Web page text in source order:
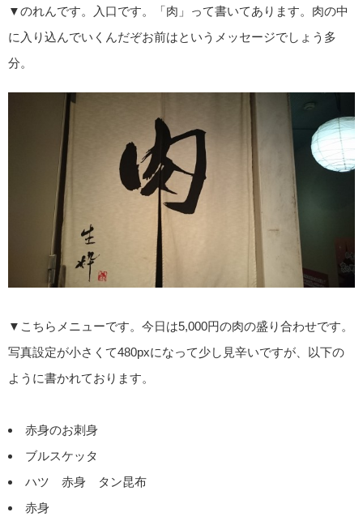
▼のれんです。入口です。「肉」って書いてあります。肉の中
に入り込んでいくんだぞお前はというメッセージでしょう多
分。
▼こちらメニューです。今日は5,000円の肉の盛り合わせです。
写真設定が小さくて480pxになって少し見辛いですが、以下の
ように書かれております。
赤身のお刺身
ブルスケッタ
ハツ 赤身 タン昆布
赤身